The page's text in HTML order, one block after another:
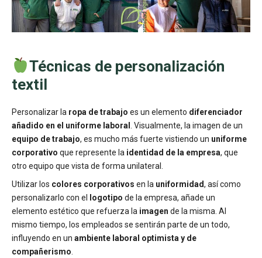
Técnicas de personalización
textil
Personalizar la ropa de trabajo es un elemento diferenciador
añadido en el uniforme laboral . Visualmente, la imagen de un
equipo de trabajo, es mucho más fuerte vistiendo un uniforme
corporativo que represente la identidad de la empresa, que
otro equipo que vista de forma unilateral.
Utilizar los colores corporativos en la uniformidad, así como
personalizarlo con el
logotipo de la empresa, añade un
elemento estético que refuerza la imagen de la misma. Al
mismo tiempo, los empleados se sentirán parte de un todo,
influyendo en un ambiente laboral optimista y de
compañerismo